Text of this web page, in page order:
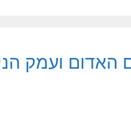
האדום ועמק